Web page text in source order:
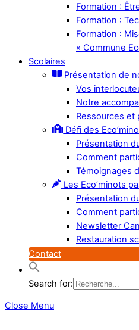
Formation :
Formation :
Formation :
« Commune
Scolaires
Présentation de
Vos
Notre
Ressources et
Défi des
Présentation
Comment
Témoignages
Les Eco’minots
Présentation
Comment
Newsletter
Restauration
Contact
Search for:
Close Menu